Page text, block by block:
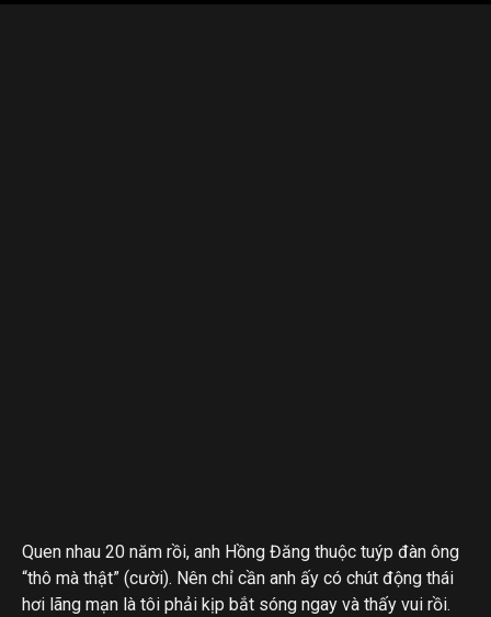
Quen nhau 20 năm rồi, anh Hồng Đăng thuộc tuýp đàn ông
“thô mà thật” (cười). Nên chỉ cần anh ấy có chút động thái
hơi lãng mạn là tôi phải kịp bắt sóng ngay và thấy vui rồi.